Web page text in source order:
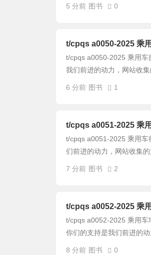
5 分前 图书 0
t/cpqs a0050-2025 乘
t/cpqs a0050-2025 乘用车
我们前进的动力，网站收
6 分前 图书 1
t/cpqs a0051-2025 乘
t/cpqs a0051-2025 乘用车
们前进的动力，网站收集
7 分前 图书 2
t/cpqs a0052-2025 乘
t/cpqs a0052-2025 乘用车
你们的支持是我们前进的
8 分前 图书 0